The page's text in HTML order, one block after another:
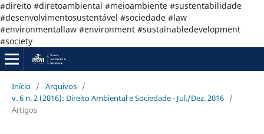
#direito #diretoambiental #meioambiente #sustentabilidade
#desenvolvimentosustentável #sociedade #law
#environmentallaw #environment #sustainabledevelopment
#society
Início / Arquivos /
v. 6 n. 2 (2016): Direito Ambiental e Sociedade - Jul./Dez. 2016 /
Artigos